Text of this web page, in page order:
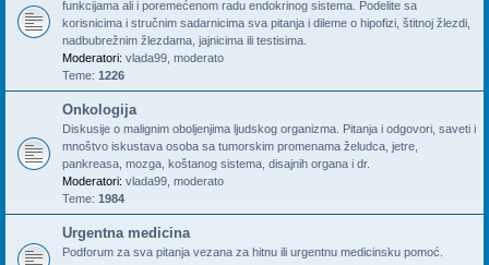
funkcijama ali i poremećenom radu endokrinog sistema. Podelite sa
korisnicima i stručnim sadarnicima sva pitanja i dileme o hipofizi, štitnoj žlezdi,
nadbubrežnim žlezdama, jajnicima ili testisima.
Moderatori: vlada99 moderato
Teme: 1226
Onkologija
Diskusije o malignim oboljenjima ljudskog organizma. Pitanja i odgovori, saveti i
mnoštvo iskustava osoba sa tumorskim promenama želudca, jetre,
pankreasa, mozga, koštanog sistema, disajnih organa i dr.
Moderatori: vlada99 moderato
Teme: 1984
Urgentna medicina
Podforum za sva pitanja vezana za hitnu ili urgentnu medicinsku pomoć.